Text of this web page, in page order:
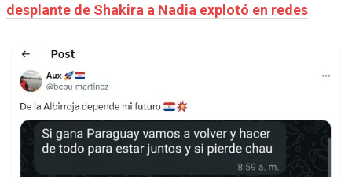
desplante de Shakira a Nadia explotó en redes